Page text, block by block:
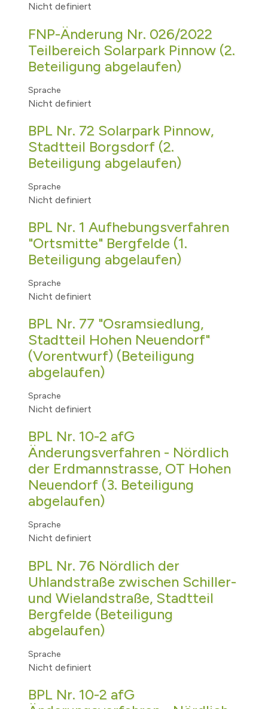
Nicht definiert
FNP-Änderung Nr. 026/2022
Teilbereich Solarpark Pinnow (2.
Beteiligung abgelaufen)
Sprache
Nicht definiert
BPL Nr. 72 Solarpark Pinnow,
Stadtteil Borgsdorf (2.
Beteiligung abgelaufen)
Sprache
Nicht definiert
BPL Nr. 1 Aufhebungsverfahren
"Ortsmitte" Bergfelde (1.
Beteiligung abgelaufen)
Sprache
Nicht definiert
BPL Nr. 77 "Osramsiedlung,
Stadtteil Hohen Neuendorf"
(Vorentwurf) (Beteiligung
abgelaufen)
Sprache
Nicht definiert
BPL Nr. 10-2 afG
Änderungsverfahren - Nördlich
der Erdmannstrasse, OT Hohen
Neuendorf (3. Beteiligung
abgelaufen)
Sprache
Nicht definiert
BPL Nr. 76 Nördlich der
Uhlandstraße zwischen Schiller-
und Wielandstraße, Stadtteil
Bergfelde (Beteiligung
abgelaufen)
Sprache
Nicht definiert
BPL Nr. 10-2 afG